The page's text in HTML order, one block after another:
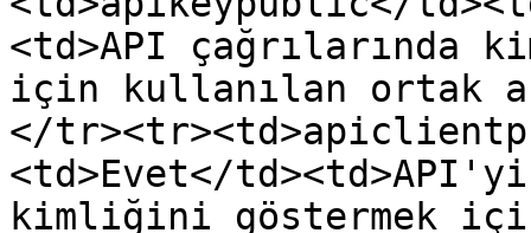
<td>API çağrılarında
için kullanılan ortak
</
<td>Evet</
kimliğini göstermek